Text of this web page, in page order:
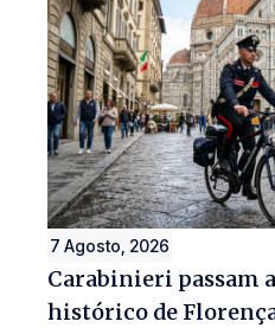
7 Agosto, 2026
Carabinieri passam
histórico de